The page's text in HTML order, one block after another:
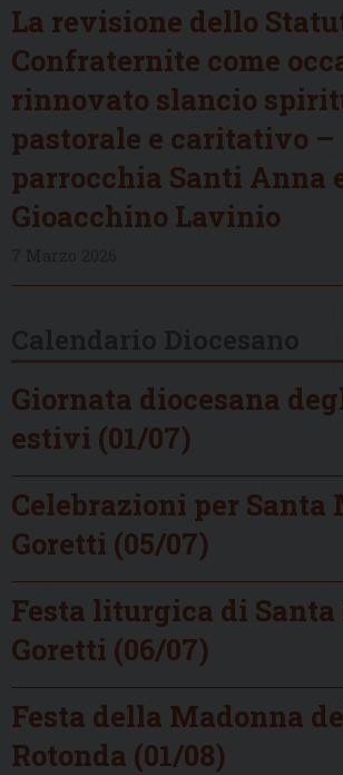
La revisione dello
Confraternite come
rinnovato slancio
pastorale e caritativo –
parrocchia Santi Anna
Gioacchino Lavinio
Giornata diocesana
estivi (01/07)
Celebrazioni per Santa
Goretti (05/07)
Festa liturgica di
Goretti (06/07)
Festa della Madonna
Rotonda (01/08)